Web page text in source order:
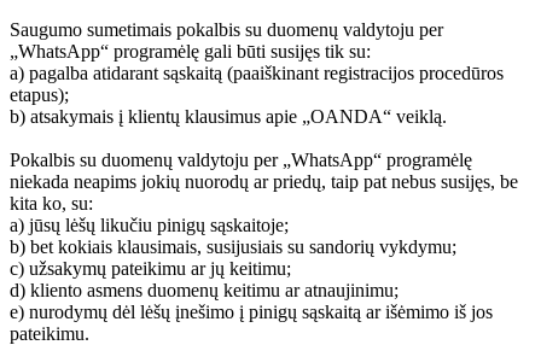
Saugumo sumetimais pokalbis su duomenų valdytoju per
„WhatsApp“ programėlę gali būti susijęs tik su:
a) pagalba atidarant sąskaitą (paaiškinant registracijos procedūros
etapus);
b) atsakymais į klientų klausimus apie „OANDA“ veiklą.
Pokalbis su duomenų valdytoju per „WhatsApp“ programėlę
niekada neapims jokių nuorodų ar priedų, taip pat nebus susijęs, be
kita ko, su:
a) jūsų lėšų likučiu pinigų sąskaitoje;
b) bet kokiais klausimais, susijusiais su sandorių vykdymu;
c) užsakymų pateikimu ar jų keitimu;
d) kliento asmens duomenų keitimu ar atnaujinimu;
e) nurodymų dėl lėšų įnešimo į pinigų sąskaitą ar išėmimo iš jos
pateikimu.